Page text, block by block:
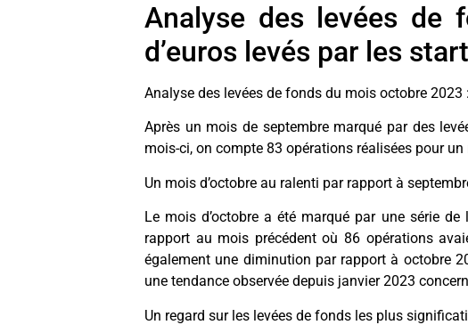
Analyse des levées de
d’euros levés par les
Analyse des levées de fonds du mois octobre
Après un mois de septembre marqué par des
mois-ci, on compte 83 opérations réalisées pour
Un mois d’octobre au ralenti par rapport à
Le mois d’octobre a été marqué par une série
rapport au mois précédent où 86 opérations
également une diminution par rapport à octobre
une tendance observée depuis janvier 2023
Un regard sur les levées de fonds les plus